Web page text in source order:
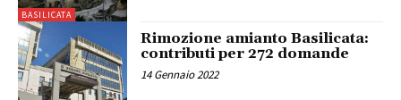
BASILICATA
Rimozione amianto Basilicata:
contributi per 272 domande
14 Gennaio 2022